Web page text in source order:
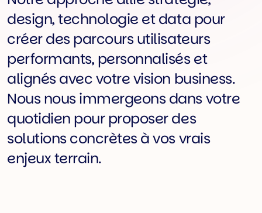
design, technologie et data pour
créer des parcours utilisateurs
performants, personnalisés et
alignés avec votre vision business.
Nous nous immergeons dans votre
quotidien pour proposer des
solutions concrètes à vos vrais
enjeux terrain.